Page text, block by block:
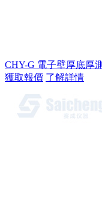
CHY-G 電子壁厚底厚
獲取報價 了解詳情